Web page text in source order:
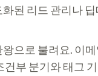
된 리드 관리나
으로 불려요. 이
부 분기와 태그